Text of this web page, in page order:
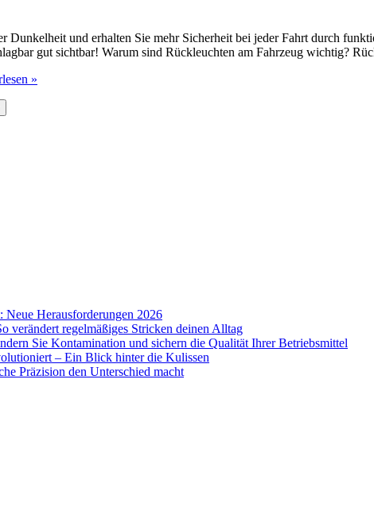
Dunkelheit und erhalten Sie mehr Sicherheit bei jeder Fahrt durch
gut sichtbar! Warum sind Rückleuchten am Fahrzeug wichtig?
»
Herausforderungen 2026
verändert regelmäßiges Stricken deinen Alltag
Sie Kontamination und sichern die Qualität Ihrer Betriebsmittel
– Ein Blick hinter die Kulissen
Präzision den Unterschied macht